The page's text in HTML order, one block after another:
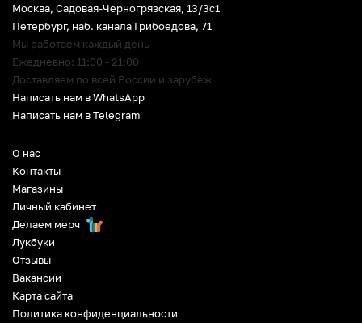
О нас
Контакты
Магазины
Личный кабинет
Делаем мерч
Лукбуки
Отзывы
Вакансии
Карта сайта
Политика конфиденциальности
Москва, Садовая-Черногрязская, 13/3c1
Петербург, наб. канала Грибоедова, 71
Мы работаем каждый день
Ежедневно: 11:00 - 21:00
Доставляем по всей России и зарубеж
Написать нам в WhatsApp
Написать нам в Telegram